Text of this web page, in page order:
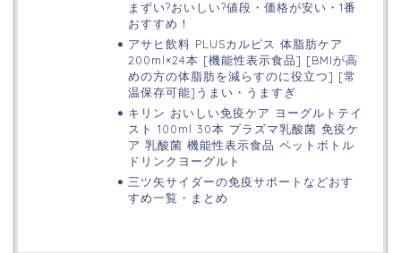
まずい?おいしい?値段・価格が安い・1番
おすすめ！
アサヒ飲料 PLUSカルピス 体脂肪ケア
200ml×24本 [機能性表示食品] [BMIが高
めの方の体脂肪を減らすのに役立つ] [常
温保存可能]うまい・うますぎ
キリン おいしい免疫ケア ヨーグルトテイ
スト 100ml 30本 プラズマ乳酸菌 免疫ケ
ア 乳酸菌 機能性表示食品 ペットボトル
ドリンクヨーグルト
三ツ矢サイダーの免疫サポートなどおす
すめ一覧・まとめ